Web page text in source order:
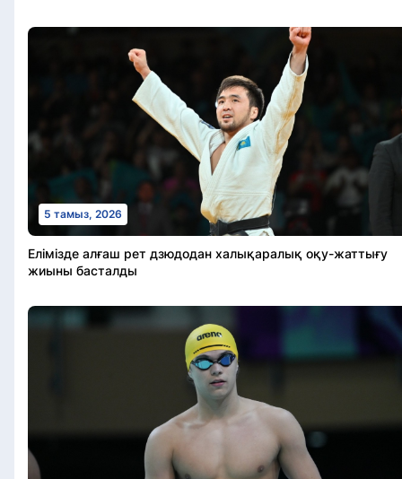
5 тамыз, 2026
Елімізде алғаш рет дзюдодан халықаралық оқу-жаттығу
жиыны басталды